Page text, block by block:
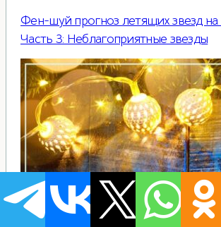
Фен-шуй прогноз летящих звезд на
Часть 3: Неблагоприятные звезды